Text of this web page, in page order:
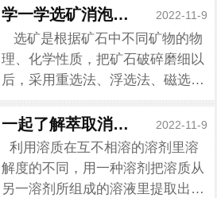
为稳定的产物、能源和其他一些可
利用物质的一种处理技术。生物水
处理一般有好氧处理和厌氧处...
学一学选矿消泡剂如何使用 2022-11-9
选矿是根据矿石中不同矿物的物
理、化学性质，把矿石破碎磨细以
后，采用重选法、浮选法、磁选
脉石矿物分开，并使各种共生（伴
生）的有用矿物尽可能相互分离，
除去或降低有害杂质，以获得冶...
一起了解萃取消泡剂的特点 2022-11-9
利用溶质在互不相溶的溶剂里溶
解度的不同，用一种溶剂把溶质从
另一溶剂所组成的溶液里提取出来